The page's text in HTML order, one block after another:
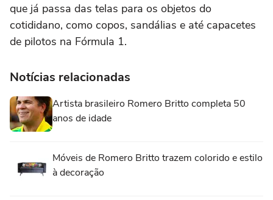
que já passa das telas para os objetos do
cotididano, como copos, sandálias e até capacetes
de pilotos na Fórmula 1.
Notícias relacionadas
Artista brasileiro Romero Britto completa 50
anos de idade
Móveis de Romero Britto trazem colorido e estilo
à decoração